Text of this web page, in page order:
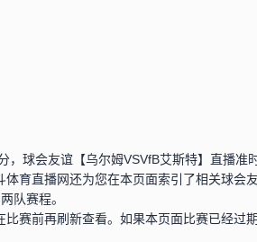
，球会友谊【乌尔姆VSVfB艾斯特】直播准
育直播网还为您在本页面索引了相关球会
队赛程。
比赛前再刷新查看。如果本页面比赛已经过